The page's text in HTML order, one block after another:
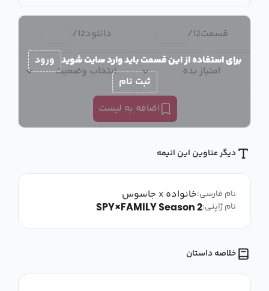
قسمت12
/ دانلود12
/
امتیاز بده انتخاب وضعیت
اضافه به لیست
برای استفاده از این قسمت باید وارد سایت شوید ورود
ثبت نام
دیگر عناوین این انیمه
نام فارسی:خانواده x جاسوس
نام ژاپنی:SPY×FAMILY Season 2
خلاصه داستان